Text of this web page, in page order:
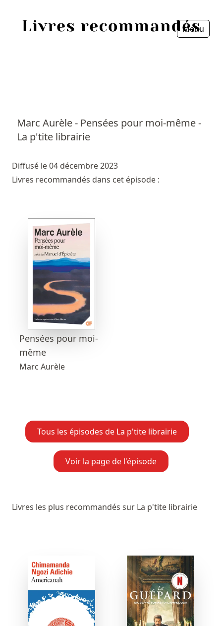
Menu
Marc Aurèle - Pensées pour moi-même -
La p'tite librairie
Diffusé le 04 décembre 2023
Livres recommandés dans cet épisode :
Pensées pour moi-
même
Marc Aurèle
Tous les épisodes de La p'tite librairie
Voir la page de l'épisode
Livres les plus recommandés sur La p'tite librairie
Personnes
Livres
Prix littéraires
Fermer